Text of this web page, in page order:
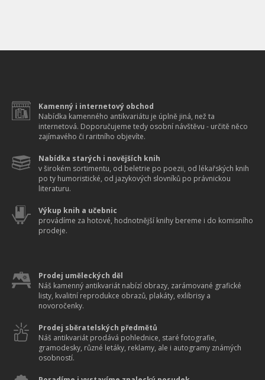
Kamenný i internetový obchod
Nabídka kamenného antikvariátu je úplně jiná, než ta
internetová. Doporučujeme tedy osobní návštěvu - určitě něco
zajímavého či raritního objevíte.
Nabídka starých i novějších knih
v širokém sortimentu, od beletrie po poezii, od lékařských knih
po ty humoristické, od jazykových slovníků po právnickou
literaturu.
Výkup knih a učebnic
provádíme za hotové, hodnotnější knihy bereme i do komisního
prodeje.
Prodej uměleckých děl
Náš kamenný antikvariát nabízí obrazy, zarámované grafické
listy, kvalitní reprodukce obrazů, plakáty, exlibrisy a
novoročenky.
Prodej sběratelských předmětů
Náš antikvariát prodává pohlednice, staré fotografie,
gramodesky, různé letáky, reklamy, ale i autogramy známých
osobností.